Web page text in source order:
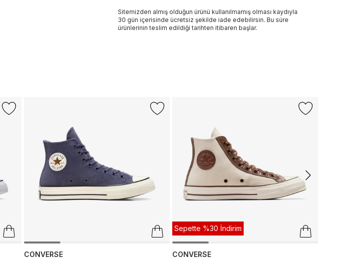
Sitemizden almış olduğun ürünü kullanılmamış olması kaydıyla
30 gün içerisinde ücretsiz şekilde iade edebilirsin. Bu süre
ürünlerinin teslim edildiği tarihten itibaren başlar.
CONVERSE
Sepette %30 İndirim
CONVERSE